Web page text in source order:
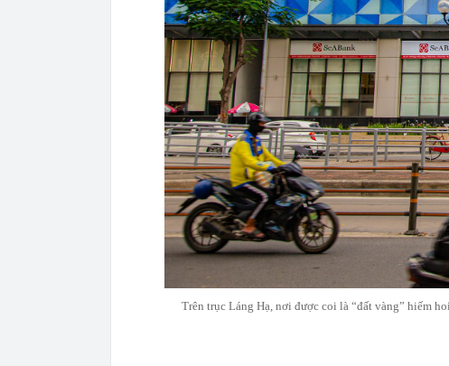
Trên trục Láng Hạ, nơi được coi là “đất vàng” hiếm